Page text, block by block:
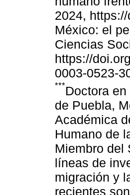
2024,
México: el
Ciencias
https://
0003-0523-
***Doctora
de Puebla,
Académica
Humano de
Miembro del
líneas de
migración y
recientes